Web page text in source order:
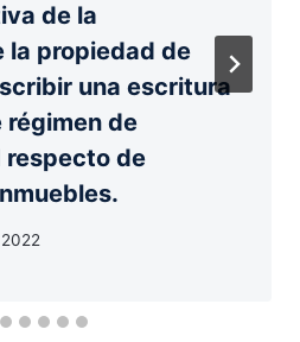
de la
la propiedad de
una escritura
de
de